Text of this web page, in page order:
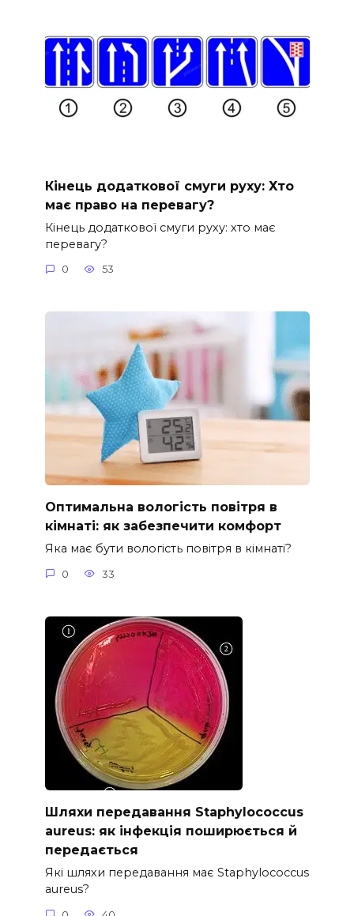
Кінець додаткової смуги руху: Хто
має право на перевагу?
Кінець додаткової смуги руху: хто має
перевагу?
0 53
Оптимальна вологість повітря в
кімнаті: як забезпечити комфорт
Яка має бути вологість повітря в кімнаті?
0 33
Шляхи передавання Staphylococcus
aureus: як інфекція поширюється й
передається
Які шляхи передавання має Staphylococcus
aureus?